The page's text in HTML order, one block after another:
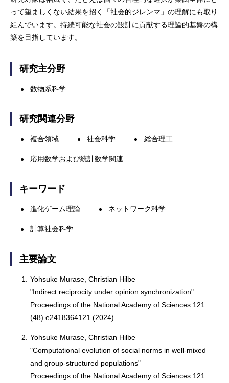
って望ましくない結果を招く「社会的ジレンマ」の理解にも取り
組んでいます。持続可能な社会の設計に貢献する理論的基盤の構
築を目指しています。
研究主分野
数物系科学
研究関連分野
複合領域 社会科学 総合理工
応用数学および統計数学関連
キーワード
進化ゲーム理論 ネットワーク科学
計算社会科学
主要論文
1.
Yohsuke Murase, Christian Hilbe
"Indirect reciprocity under opinion synchronization"
Proceedings of the National Academy of Sciences 121
(48) e2418364121 (2024)
2.
Yohsuke Murase, Christian Hilbe
"Computational evolution of social norms in well-mixed
and group-structured populations"
Proceedings of the National Academy of Sciences 121